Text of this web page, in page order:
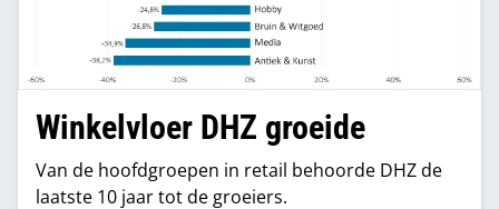
Winkelvloer DHZ groeide
Van de hoofdgroepen in retail behoorde DHZ de
laatste 10 jaar tot de groeiers.